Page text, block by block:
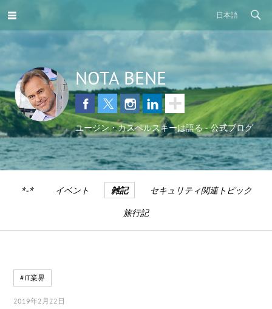
日本語
NOTA BENE
ユージン・カスペルスキーは語る - 公式ブログ
*-* イベント 雑記
セキュリティ関連トピック
旅行記
#IT業界
2019年2月22日